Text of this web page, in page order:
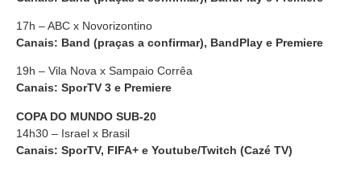
17h – ABC x Novorizontino
Canais: Band (praças a confirmar), BandPlay e Premiere
19h – Vila Nova x Sampaio Corrêa
Canais: SporTV 3 e Premiere
COPA DO MUNDO SUB-20
14h30 – Israel x Brasil
Canais: SporTV, FIFA+ e Youtube/Twitch (Cazé TV)